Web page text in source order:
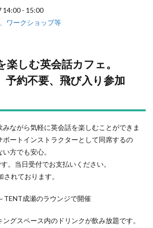
14:00 - 15:00
ワークショップ等
楽しむ英会話カフェ。
予約不要、飛び入り参加
みながら気軽に英会話を楽しむことができま
ポートインストラクターとして同席するの
方でも安心。
。当日受付でお支払いください。
れております。
TENT成瀬のラウンジで開催
グスペース内のドリンクが飲み放題です。